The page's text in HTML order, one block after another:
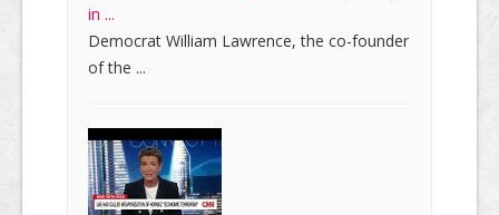
in ...
Democrat William Lawrence, the co-founder
of the ...